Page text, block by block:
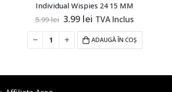
Individual Wispies 24 15 MM
5.99lei Prețul
a
fost:
3.99 lei Prețul
este:
3.99 lei.
TVA Inclus
ADAUGĂ ÎN COȘ